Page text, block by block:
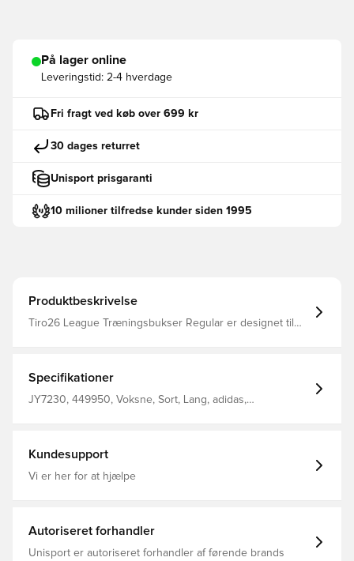
På lager online
Leveringstid: 2-4 hverdage
Fri fragt ved køb over 699 kr
30 dages returret
Unisport prisgaranti
10 milioner tilfredse kunder siden 1995
Produktbeskrivelse
Tiro26 League Træningsbukser Regular er designet til
lynlås Benlynlås Træksnor Normal pasform 100%
genanvendt polyester
Specifikationer
JY7230, 449950, Voksne, Sort, Lang, adidas,
Kundesupport
Vi er her for at hjælpe
Autoriseret forhandler
Unisport er autoriseret forhandler af førende brands